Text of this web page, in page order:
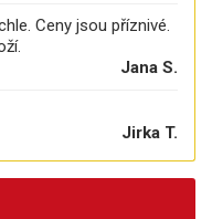
Ceny jsou příznivé.
Jana S.
Jirka T.